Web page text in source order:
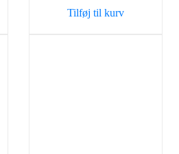
Tilføj til kurv